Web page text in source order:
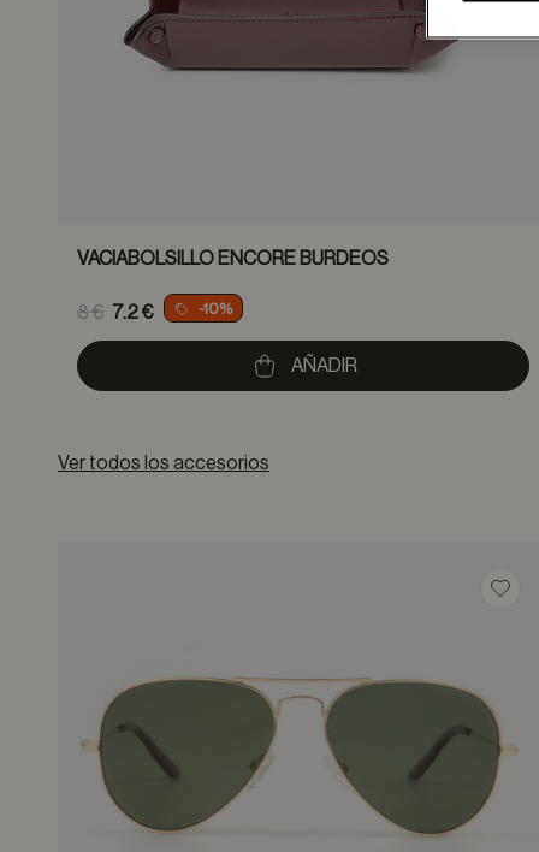
VACIABOLSILLO ENCORE BURDEOS
Price reduced from
8 €
to
7.2 € -10%
AÑADIR
Ver todos los accesorios